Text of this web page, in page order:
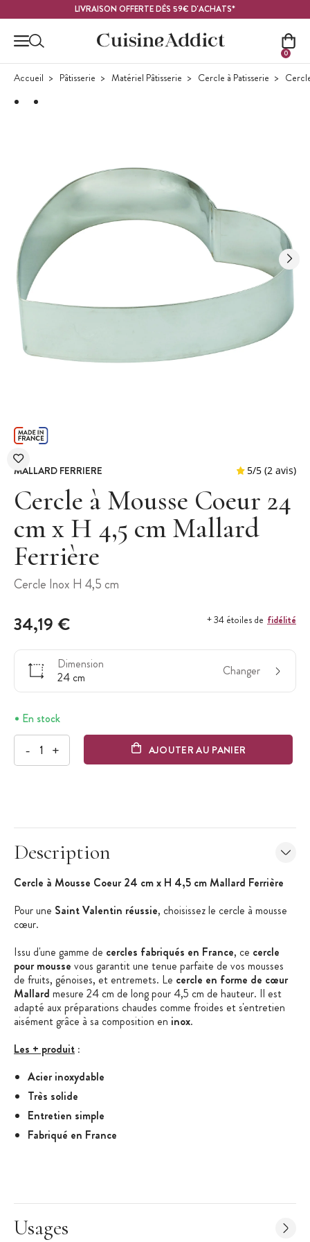
LIVRAISON OFFERTE DÈS 59€ D'ACHATS*
0
Accueil Pâtisserie Matériel Pâtisserie Cercle à Patisserie
MALLARD FERRIERE
Cercle à Mousse Coeur 24
cm x H 4,5 cm Mallard
Ferrière
Cercle Inox H 4,5 cm
34,19 € + 34 étoiles de fidélité
Dimension
24 cm
Changer
En stock
- + AJOUTER AU PANIER
Description
Cercle à Mousse Coeur 24 cm x H 4,5 cm Mallard Ferrière
Pour une Saint Valentin réussie, choisissez le cercle à mousse
cœur.
Issu d'une gamme de cercles fabriqués en France, ce cercle
pour mousse vous garantit une tenue parfaite de vos mousses
de fruits, génoises, et entremets. Le cercle en forme de cœur
Mallard mesure 24 cm de long pour 4,5 cm de hauteur. Il est
adapté aux préparations chaudes comme froides et s'entretien
aisément grâce à sa composition en inox.
Les + produit :
Acier inoxydable
Très solide
Entretien simple
Fabriqué en France
Matière : acier inoxydable
Forme : cœur
Usages